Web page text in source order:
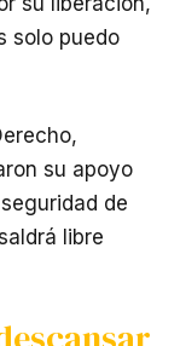
solo puedo
su apoyo
de
libre